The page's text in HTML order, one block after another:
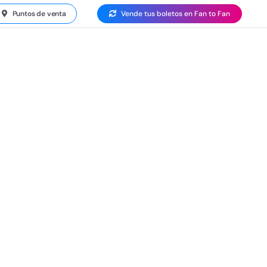
Puntos de venta Vende tus boletos en Fan to Fan